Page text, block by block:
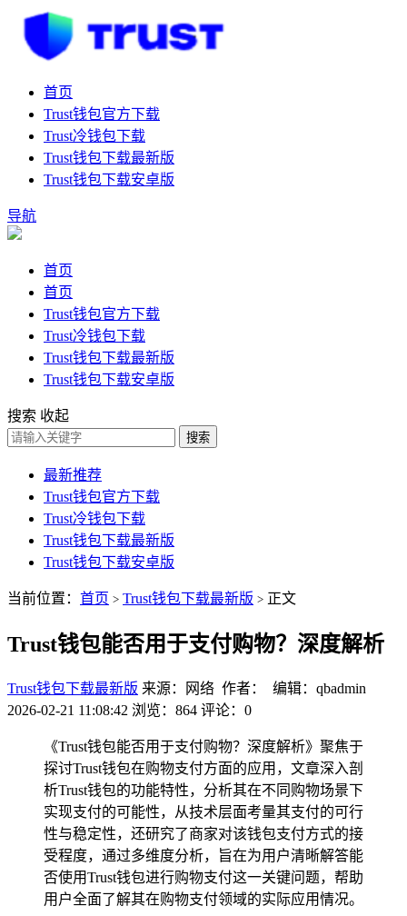
首页
Trust钱包官方下载
Trust冷钱包下载
Trust钱包下载最新版
Trust钱包下载安卓版
导航
首页
首页
Trust钱包官方下载
Trust冷钱包下载
Trust钱包下载最新版
Trust钱包下载安卓版
搜索 收起
搜索
最新推荐
Trust钱包官方下载
Trust冷钱包下载
Trust钱包下载最新版
Trust钱包下载安卓版
当前位置： 首页 > Trust钱包下载最新版 > 正文
Trust钱包能否用于支付购物？深度解析
Trust钱包下载最新版 来源：网络 作者： 编辑：qbadmin
2026-02-21 11:08:42 浏览：864 评论：0
《Trust钱包能否用于支付购物？深度解析》聚焦于
探讨Trust钱包在购物支付方面的应用，文章深入剖
析Trust钱包的功能特性，分析其在不同购物场景下
实现支付的可能性，从技术层面考量其支付的可行
性与稳定性，还研究了商家对该钱包支付方式的接
受程度，通过多维度分析，旨在为用户清晰解答能
否使用Trust钱包进行购物支付这一关键问题，帮助
用户全面了解其在购物支付领域的实际应用情况。